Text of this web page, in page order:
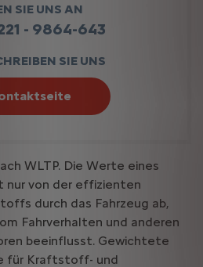
SIE UNS AN
- 9864-643
SIE UNS
WLTP. Die Werte eines
nur von der effizienten
durch das Fahrzeug ab,
Fahrverhalten und anderen
beeinflusst. Gewichtete
für Kraftstoff- und